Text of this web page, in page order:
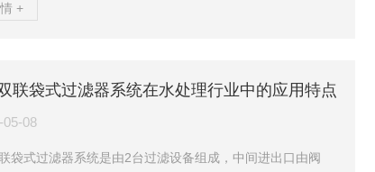
、高效过滤性能PPH袋式过滤器采用高质量的PPH（聚丙
悬浮物、颗粒物还是其他杂质，它都能有效拦截，确保液
和质量。二、操作简便，维护方便该过滤器结构简...
+
联袋式过滤器系统在水处理行业中的应用特点
05-08
袋式过滤器系统是由2台过滤设备组成，中间进出口由阀